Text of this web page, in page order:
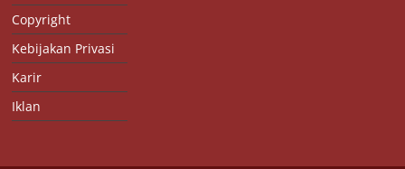
Copyright
Kebijakan Privasi
Karir
Iklan